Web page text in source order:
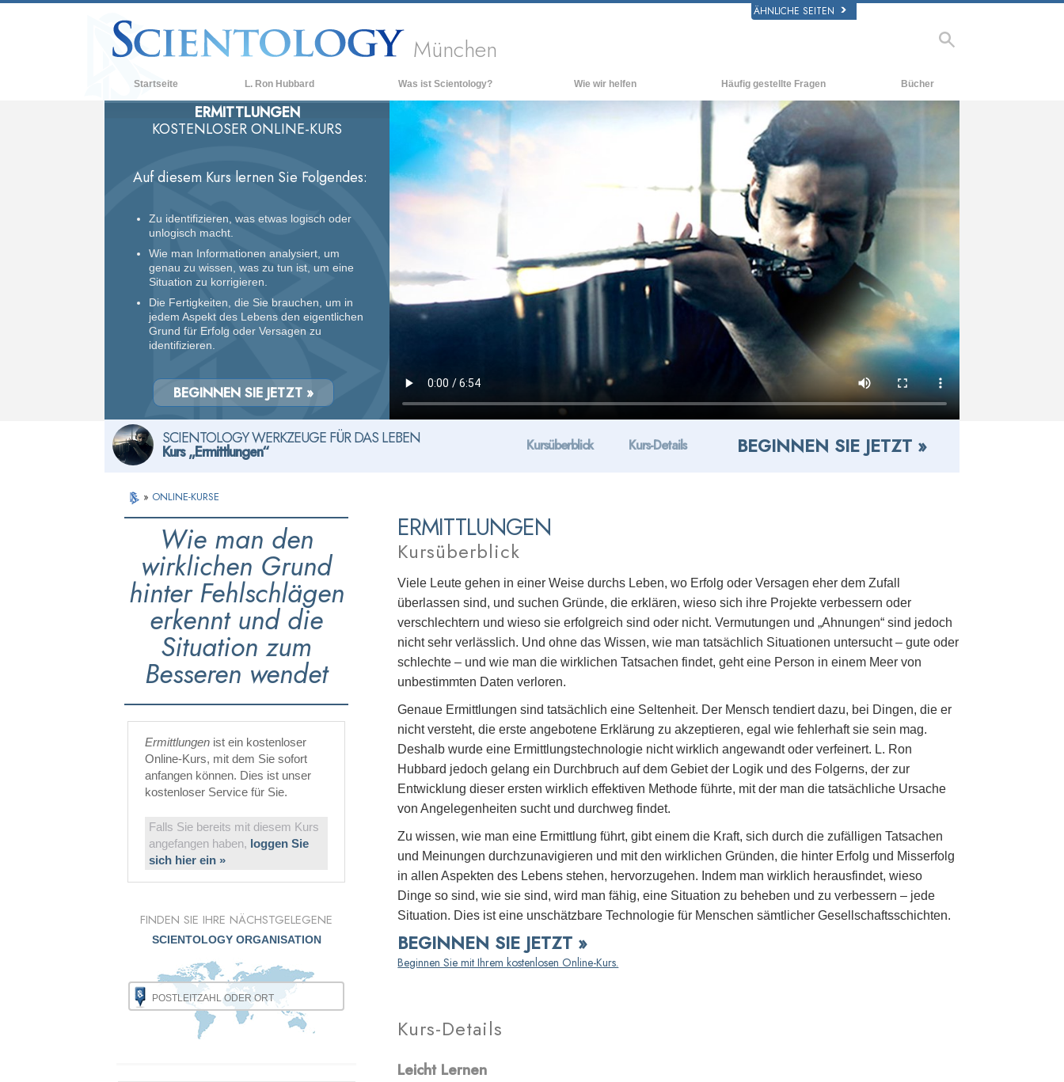
ÄHNLICHE SEITEN
München
Startseite L. Ron Hubbard Was ist Scientology?
Anschauungen und Praxis
Scientology Bekenntnisse und
Was Scientologen über Scientology
sagen
Die Grundprinzipien der Scientology
Eine Einführung in die Dianetik
Liebe und Hass – Was ist Größe?
Wie wir helfen Häufig gestellte Fragen
Hintergrund und
grundlegende Prinzipien
Innerhalb einer Scientology Kirche
Die Organisation der Scientology
Bücher
Einführende Bücher
Hörbücher
Einführungsvorträge
Filme
ERMITTLUNGEN
KOSTENLOSER ONLINE-KURS
Auf diesem Kurs lernen Sie Folgendes:
Zu identifizieren, was etwas logisch oder
unlogisch macht.
Wie man Informationen analysiert, um
genau zu wissen, was zu tun ist, um eine
Situation zu korrigieren.
Die Fertigkeiten, die Sie brauchen, um in
jedem Aspekt des Lebens den eigentlichen
Grund für Erfolg oder Versagen zu
identifizieren.
BEGINNEN SIE JETZT »
SCIENTOLOGY WERKZEUGE FÜR DAS LEBEN
Kurs „Ermittlungen“ Kursüberblick Kurs-Details BEGINNEN SIE JETZT »
» ONLINE-KURSE
ERMITTLUNGEN
Kursüberblick
Viele Leute gehen in einer Weise durchs Leben, wo Erfolg oder Versagen eher dem Zufall
überlassen sind, und suchen Gründe, die erklären, wieso sich ihre Projekte verbessern oder
verschlechtern und wieso sie erfolgreich sind oder nicht. Vermutungen und „Ahnungen“ sind jedoch
nicht sehr verlässlich. Und ohne das Wissen, wie man tatsächlich Situationen untersucht – gute oder
schlechte – und wie man die wirklichen Tatsachen findet, geht eine Person in einem Meer von
unbestimmten Daten verloren.
Genaue Ermittlungen sind tatsächlich eine Seltenheit. Der Mensch tendiert dazu, bei Dingen, die er
nicht versteht, die erste angebotene Erklärung zu akzeptieren, egal wie fehlerhaft sie sein mag.
Deshalb wurde eine Ermittlungstechnologie nicht wirklich angewandt oder verfeinert. L. Ron
Hubbard jedoch gelang ein Durchbruch auf dem Gebiet der Logik und des Folgerns, der zur
Entwicklung dieser ersten wirklich effektiven Methode führte, mit der man die tatsächliche Ursache
von Angelegenheiten sucht und durchweg findet.
Zu wissen, wie man eine Ermittlung führt, gibt einem die Kraft, sich durch die zufälligen Tatsachen
und Meinungen durchzunavigieren und mit den wirklichen Gründen, die hinter Erfolg und Misserfolg
in allen Aspekten des Lebens stehen, hervorzugehen. Indem man wirklich herausfindet, wieso
Dinge so sind, wie sie sind, wird man fähig, eine Situation zu beheben und zu verbessern – jede
Situation. Dies ist eine unschätzbare Technologie für Menschen sämtlicher Gesellschaftsschichten.
BEGINNEN SIE JETZT »
Beginnen Sie mit Ihrem kostenlosen Online-Kurs.
Kurs-Details
Leicht Lernen
Wie man den
wirklichen Grund
hinter Fehlschlägen
erkennt und die
Situation zum
Besseren wendet
Ermittlungen ist ein kostenloser
Online-Kurs, mit dem Sie sofort
anfangen können. Dies ist unser
kostenloser Service für Sie.
Falls Sie bereits mit diesem Kurs
angefangen haben, loggen Sie
sich hier ein »
FINDEN SIE IHRE NÄCHSTGELEGENE
SCIENTOLOGY ORGANISATION